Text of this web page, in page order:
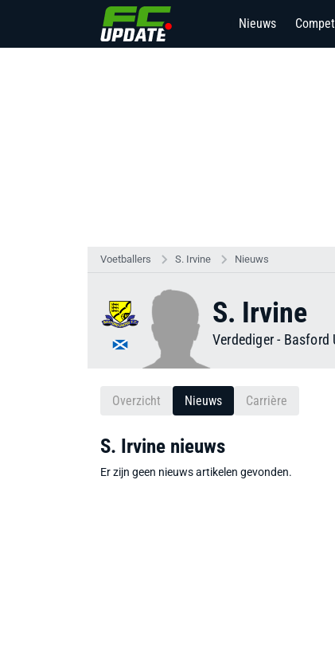
Nieuws
Voetballers S. Irvine Nieuws
S. Irvine
Verdediger- Basford
Overzicht Nieuws Carrière
S. Irvine nieuws
Er zijn geen nieuws artikelen gevonden.